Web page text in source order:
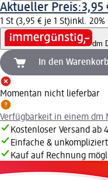
Aktueller Preis:3,95
1 St (3,95 € je 1 St)inkl. 20%
dm
In den Warenkorb
Momentan nicht lieferbar
Verfügbarkeit in einem dm
Kostenloser Versand ab
Einfache &
Kauf auf Rechnung